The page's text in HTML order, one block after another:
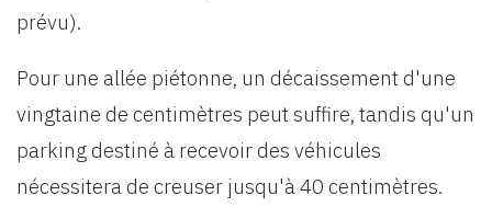
prévu).
Pour une allée piétonne, un décaissement d'une
vingtaine de centimètres peut suffire, tandis qu'un
parking destiné à recevoir des véhicules
nécessitera de creuser jusqu'à 40 centimètres.